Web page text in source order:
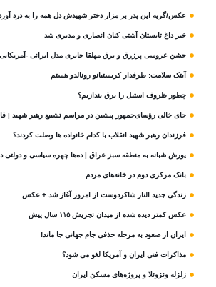
عکس/گریه این پدر بر مزار دختر شهیدش دل همه را به درد
خبر داغ تابستان آشتی کنان انصاری و مدیری شد
جشن عروسی پرزرق و برق مهلقا جابری مدل ایرانی -آمریکایی
آیتک سلامت: طرفدار کریستیانو رونالدو هستم
چطور ظروف استیل را برق بندازیم؟
جای خالی رؤسای‌جمهور پیشین در مراسم تشییع رهبر شهید |
فرزندان رهبر شهید انقلاب با کدام خانواده ها وصلت کردند؟
یورش شبانه به منطقه سبز عراق | ده‌ها چهره سیاسی و دولتی
بانک مرکزی دوم در خانه‌های مردم
زندگی جدید الناز شاکردوست از امروز آغاز شد + عکس
عکس کمتر دیده شده از میدان تجریش ۱۱۵ سال پیش
ایران از صعود به مرحله حذفی جام جهانی جا ماند!
مذاکرات فنی ایران و آمریکا لغو می شود؟
زلزله ونزوئلا و پروژه‌های مسکن ایران